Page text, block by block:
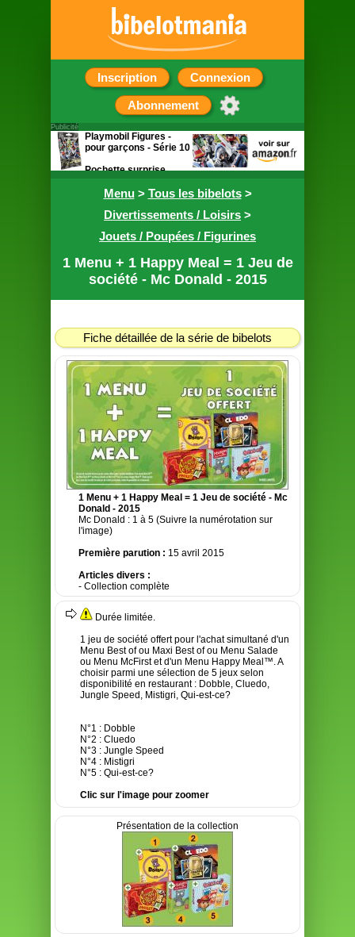
Inscription Connexion
Abonnement
Menu> Tous les bibelots>
Divertissements / Loisirs >
Jouets / Poupées / Figurines
1 Menu + 1 Happy Meal = 1 Jeu de
société - Mc Donald - 2015
Fiche détaillée de la série de bibelots
1 Menu + 1 Happy Meal = 1 Jeu de société - Mc
Donald - 2015
Mc Donald : 1 à 5 (Suivre la numérotation sur
l'image)
Première parution : 15 avril 2015
Articles divers :
- Collection complète
Durée limitée.
1 jeu de société offert pour l'achat simultané d'un
Menu Best of ou Maxi Best of ou Menu Salade
ou Menu McFirst et d'un Menu Happy Meal™. A
choisir parmi une sélection de 5 jeux selon
disponibilité en restaurant : Dobble, Cluedo,
Jungle Speed, Mistigri, Qui-est-ce?
N°1 : Dobble
N°2 : Cluedo
N°3 : Jungle Speed
N°4 : Mistigri
N°5 : Qui-est-ce?
Clic sur l'image pour zoomer
Présentation de la collection
Publicité
Playmobil Figures -
pour garçons - Série 10
Pochette surprise